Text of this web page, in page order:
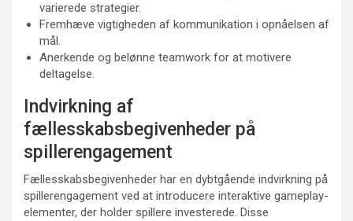
varierede strategier.
Fremhæve vigtigheden af kommunikation i opnåelsen af
mål.
Anerkende og belønne teamwork for at motivere
deltagelse.
Indvirkning af
fællesskabsbegivenheder på
spillerengagement
Fællesskabsbegivenheder har en dybtgående indvirkning på
spillerengagement ved at introducere interaktive gameplay-
elementer, der holder spillere investerede. Disse